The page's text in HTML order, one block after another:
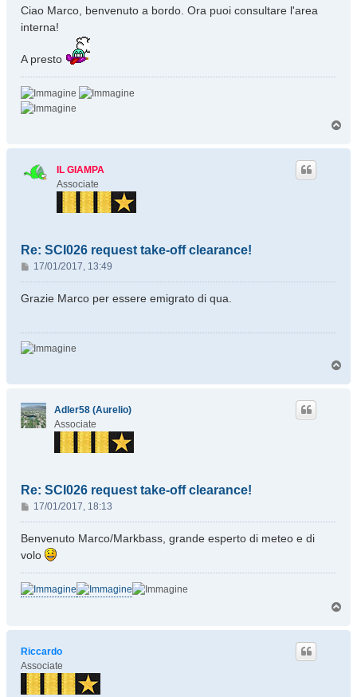
s
g
i
o
Ciao Marco, benvenuto a bordo. Ora puoi consultare l'area
interna!
A presto
p
IL GIAMPA
Associate
Re: SCI026 request take-off clearance!
M
e
g
g
17/01/2017, 13:49
Grazie Marco per essere emigrato di qua.
Adler58 (Aurelio)
Associate
Re: SCI026 request take-off clearance!
M
e
s
s
g
17/01/2017, 18:13
Benvenuto Marco/Markbass, grande esperto di meteo e di
volo
p
Riccardo
Associate